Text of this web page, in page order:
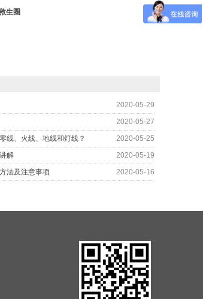
生圈
2020-05-29
2020-05-27
2020-05-25
线、火线、地线和灯线？
2020-05-19
解
2020-05-16
法及注意事项